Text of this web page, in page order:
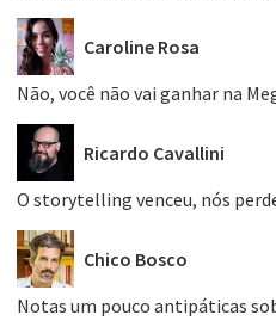
Caroline Rosa
Não, você não vai ganhar na
Ricardo Cavallini
O storytelling venceu, nós
Chico Bosco
Notas um pouco antipáticas